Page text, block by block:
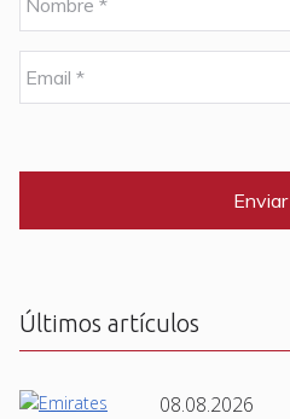
o
m
e
m
a
C
Últimos artículos
08.08.2026